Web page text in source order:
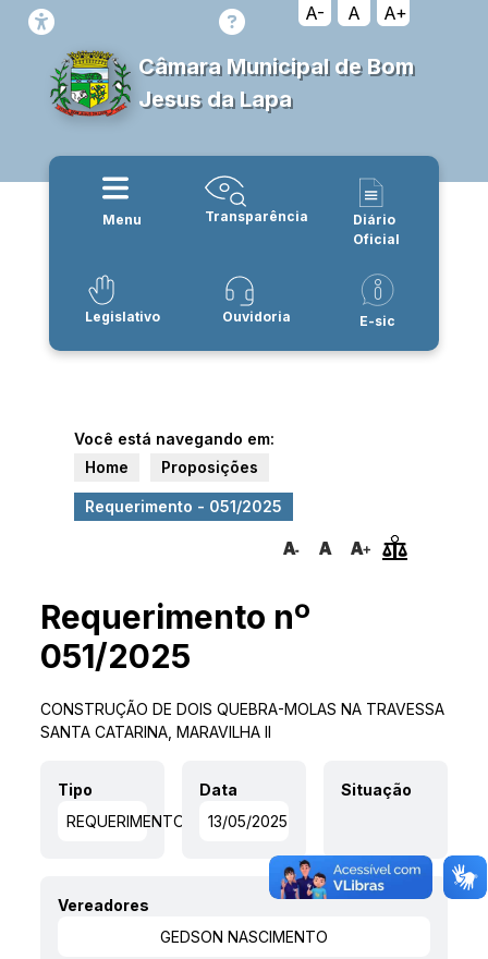
A- A A+
Câmara Municipal de Bom
Jesus da Lapa
Menu Transparência
Diário
Oficial
Legislativo Ouvidoria E-sic
Você está navegando em:
Home
Proposições
Requerimento - 051/2025
Requerimento nº
051/2025
CONSTRUÇÃO DE DOIS QUEBRA-MOLAS NA TRAVESSA
SANTA CATARINA, MARAVILHA II
Tipo
REQUERIMENTO
Data
13/05/2025
Situação
Vereadores
GEDSON NASCIMENTO